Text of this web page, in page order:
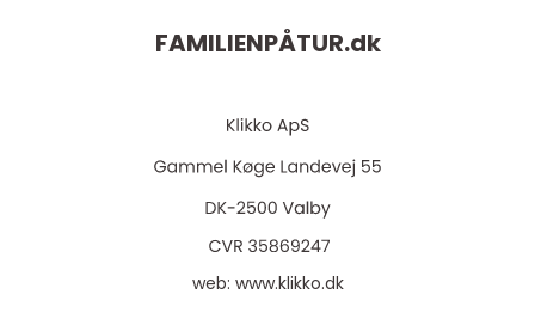
FAMILIENPÅTUR.dk
web: www.klikko.dk